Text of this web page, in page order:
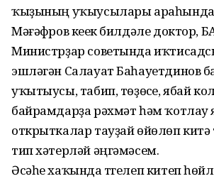
ҡыҙының уҡыусылары
Мәғәфүров кеүек билдәле доктор,
Министрҙар советында
эшләгән Салауат Баһауетдинов
уҡытыусы, табип, төҙөүсе, ябай
байрамдарҙа рәхмәт һәм ҡотлау
открыткалар тауҙай өйөлөп
тип хәтерләй әңгәмәсем.
Әсәһе хаҡында түгелеп китеп